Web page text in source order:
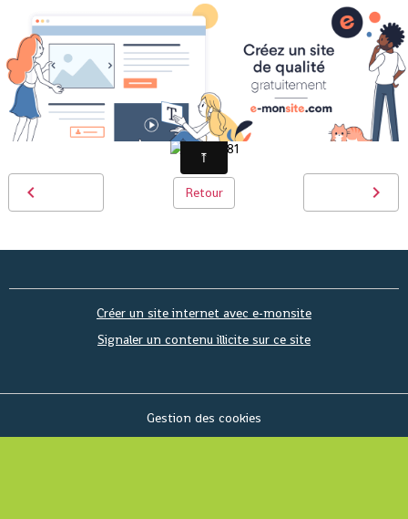
PICT0081
Retour
Créer un site internet avec e-monsite
Signaler un contenu illicite sur ce site
Gestion des cookies